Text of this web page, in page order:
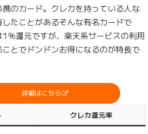
のカード。クレカを持っている人な
たことがあるそんな有名カードで
％還元ですが、楽天系サービスの利用
とでドンドンお得になるのが特長で
詳細はこちら
クレカ還元率